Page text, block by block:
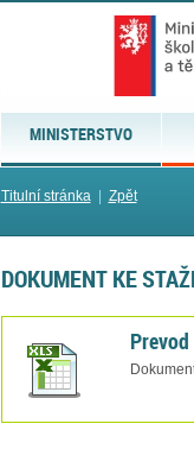
MINISTERSTVO
Titulní stránka| Zpět
DOKUMENT KE